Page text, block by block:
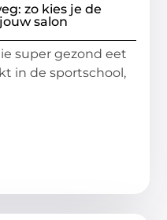
zo kies je de
salon
super gezond eet
in de sportschool,